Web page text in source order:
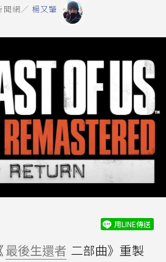
聞網／ 楊又肇
用LINE傳送
最後生還者 二部曲》重製